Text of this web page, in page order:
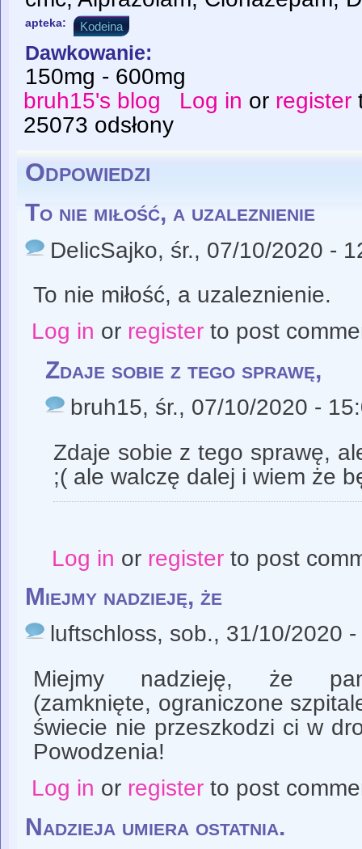
apteka: Kodeina
Dawkowanie:
150mg - 600mg
bruh15's blog
Log in or register
25073 odsłony
Odpowiedzi
To nie miłość, a uzaleznienie
DelicSajko, śr., 07/10/2020 -
To nie miłość, a uzaleznienie.
Log in or registerto post
Zdaje sobie z tego sprawę,
bruh15, śr., 07/10/2020 -
Zdaje sobie z tego sprawę,
;( ale walczę dalej i wiem że
Log in or registerto post
Miejmy nadzieję, że
luftschloss, sob., 31/10/2020
Miejmy nadzieję, że
(zamknięte, ograniczone
świecie nie przeszkodzi ci w
Powodzenia!
Log in or registerto post
Nadzieja umiera ostatnia.